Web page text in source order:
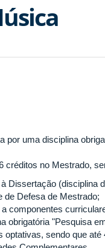
por uma disciplina
créditos no Mestrado,
Dissertação (disciplina
de Defesa de Mestrado;
componentes
obrigatória "Pesquisa
optativas, sendo que